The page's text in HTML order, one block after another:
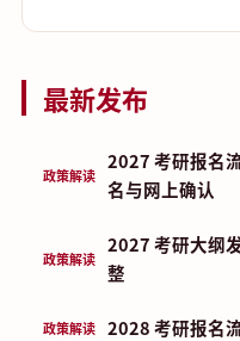
最新发布
政策解读
2027 考研报名
名与网上确认
政策解读
2027 考研大纲
整
政策解读 2028 考研报名